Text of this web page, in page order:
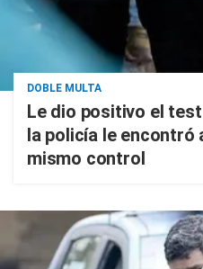
DOBLE MULTA
Le dio positivo el
la policía le encontró
mismo control